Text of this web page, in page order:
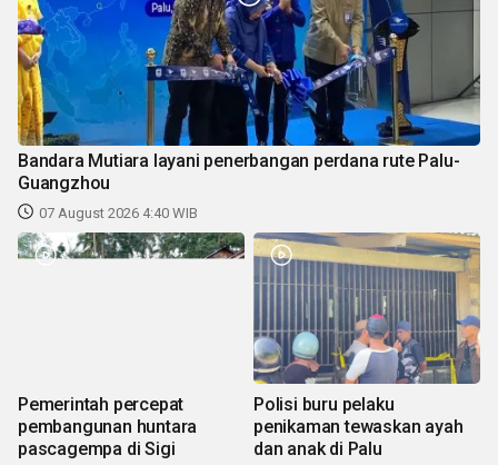
Bandara Mutiara layani penerbangan perdana rute Palu-
Guangzhou
07 August 2026 4:40 WIB
Pemerintah percepat
pembangunan huntara
pascagempa di Sigi
Polisi buru pelaku
penikaman tewaskan ayah
dan anak di Palu